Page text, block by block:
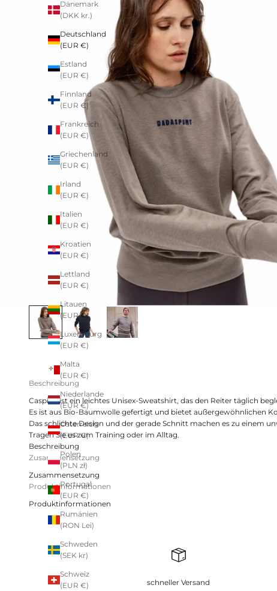
Dänemark
(DKK kr.)
Deutschland
(EUR €)
Estland
(EUR €)
Finnland
(EUR €)
Frankreich
(EUR €)
Griechenland
(EUR €)
Irland
(EUR €)
Italien
(EUR €)
Kroatien
(EUR €)
Lettland
(EUR €)
Litauen
(EUR €)
Luxemburg
(EUR €)
Malta
(EUR €)
Niederlande
(EUR €)
Österreich
(EUR €)
Polen
(PLN zł)
Portugal
(EUR €)
Rumänien
(RON Lei)
Schweden
(SEK kr)
Schweiz
(EUR €)
Beschreibung
Caspian ist ein leichtes Unisex-Sweatshirt, das den Reiter täglich
Es ist aus Bio-Baumwolle gefertigt und bietet außergewöhnlichen
Das schlichte Design und der gerade Schnitt machen es zu einem
Tragen Sie es zum Training oder im Alltag.
Beschreibung
Zusammensetzung
Zusammensetzung
Produktinformationen
Produktinformationen
schneller Versand